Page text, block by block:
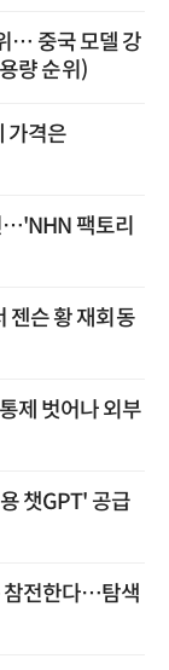
… 중국 모델 강
량 순위)
가격은
…'NHN 팩토리
젠슨 황 재회동
제 벗어나 외부
챗GPT' 공급
참전한다…탐색